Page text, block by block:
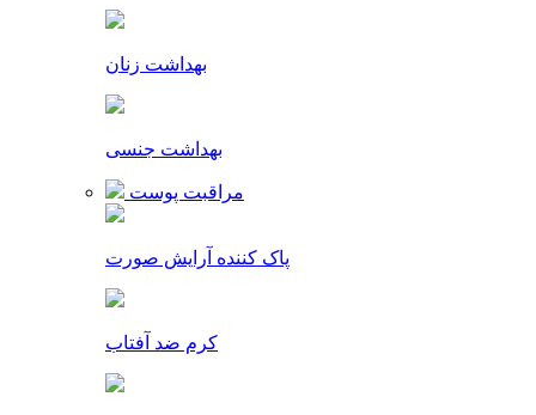
بهداشت زنان
بهداشت جنسی
مراقبت پوست
پاک کننده آرایش صورت
کرم ضد آفتاب